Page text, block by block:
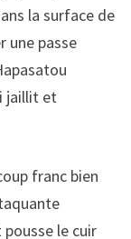
la surface de
une passe
jaillit et
franc bien
le cuir